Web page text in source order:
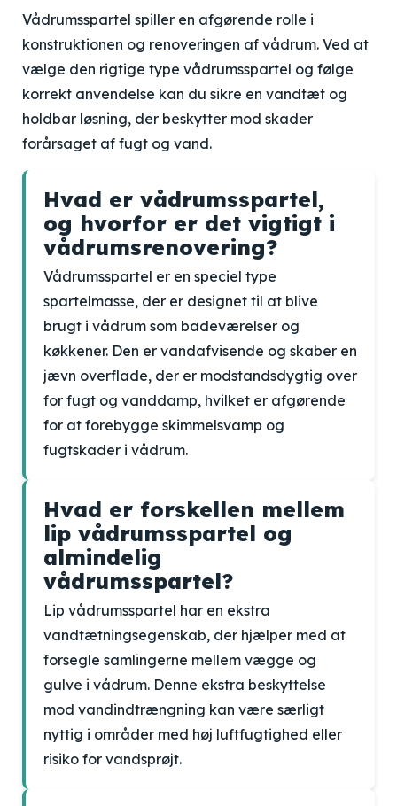
Vådrumsspartel spiller en afgørende rolle i
konstruktionen og renoveringen af vådrum. Ved at
vælge den rigtige type vådrumsspartel og følge
korrekt anvendelse kan du sikre en vandtæt og
holdbar løsning, der beskytter mod skader
forårsaget af fugt og vand.
Hvad er vådrumsspartel,
og hvorfor er det vigtigt i
vådrumsrenovering?
Vådrumsspartel er en speciel type
spartelmasse, der er designet til at blive
brugt i vådrum som badeværelser og
køkkener. Den er vandafvisende og skaber en
jævn overflade, der er modstandsdygtig over
for fugt og vanddamp, hvilket er afgørende
for at forebygge skimmelsvamp og
fugtskader i vådrum.
Hvad er forskellen mellem
lip vådrumsspartel og
almindelig
vådrumsspartel?
Lip vådrumsspartel har en ekstra
vandtætningsegenskab, der hjælper med at
forsegle samlingerne mellem vægge og
gulve i vådrum. Denne ekstra beskyttelse
mod vandindtrængning kan være særligt
nyttig i områder med høj luftfugtighed eller
risiko for vandsprøjt.